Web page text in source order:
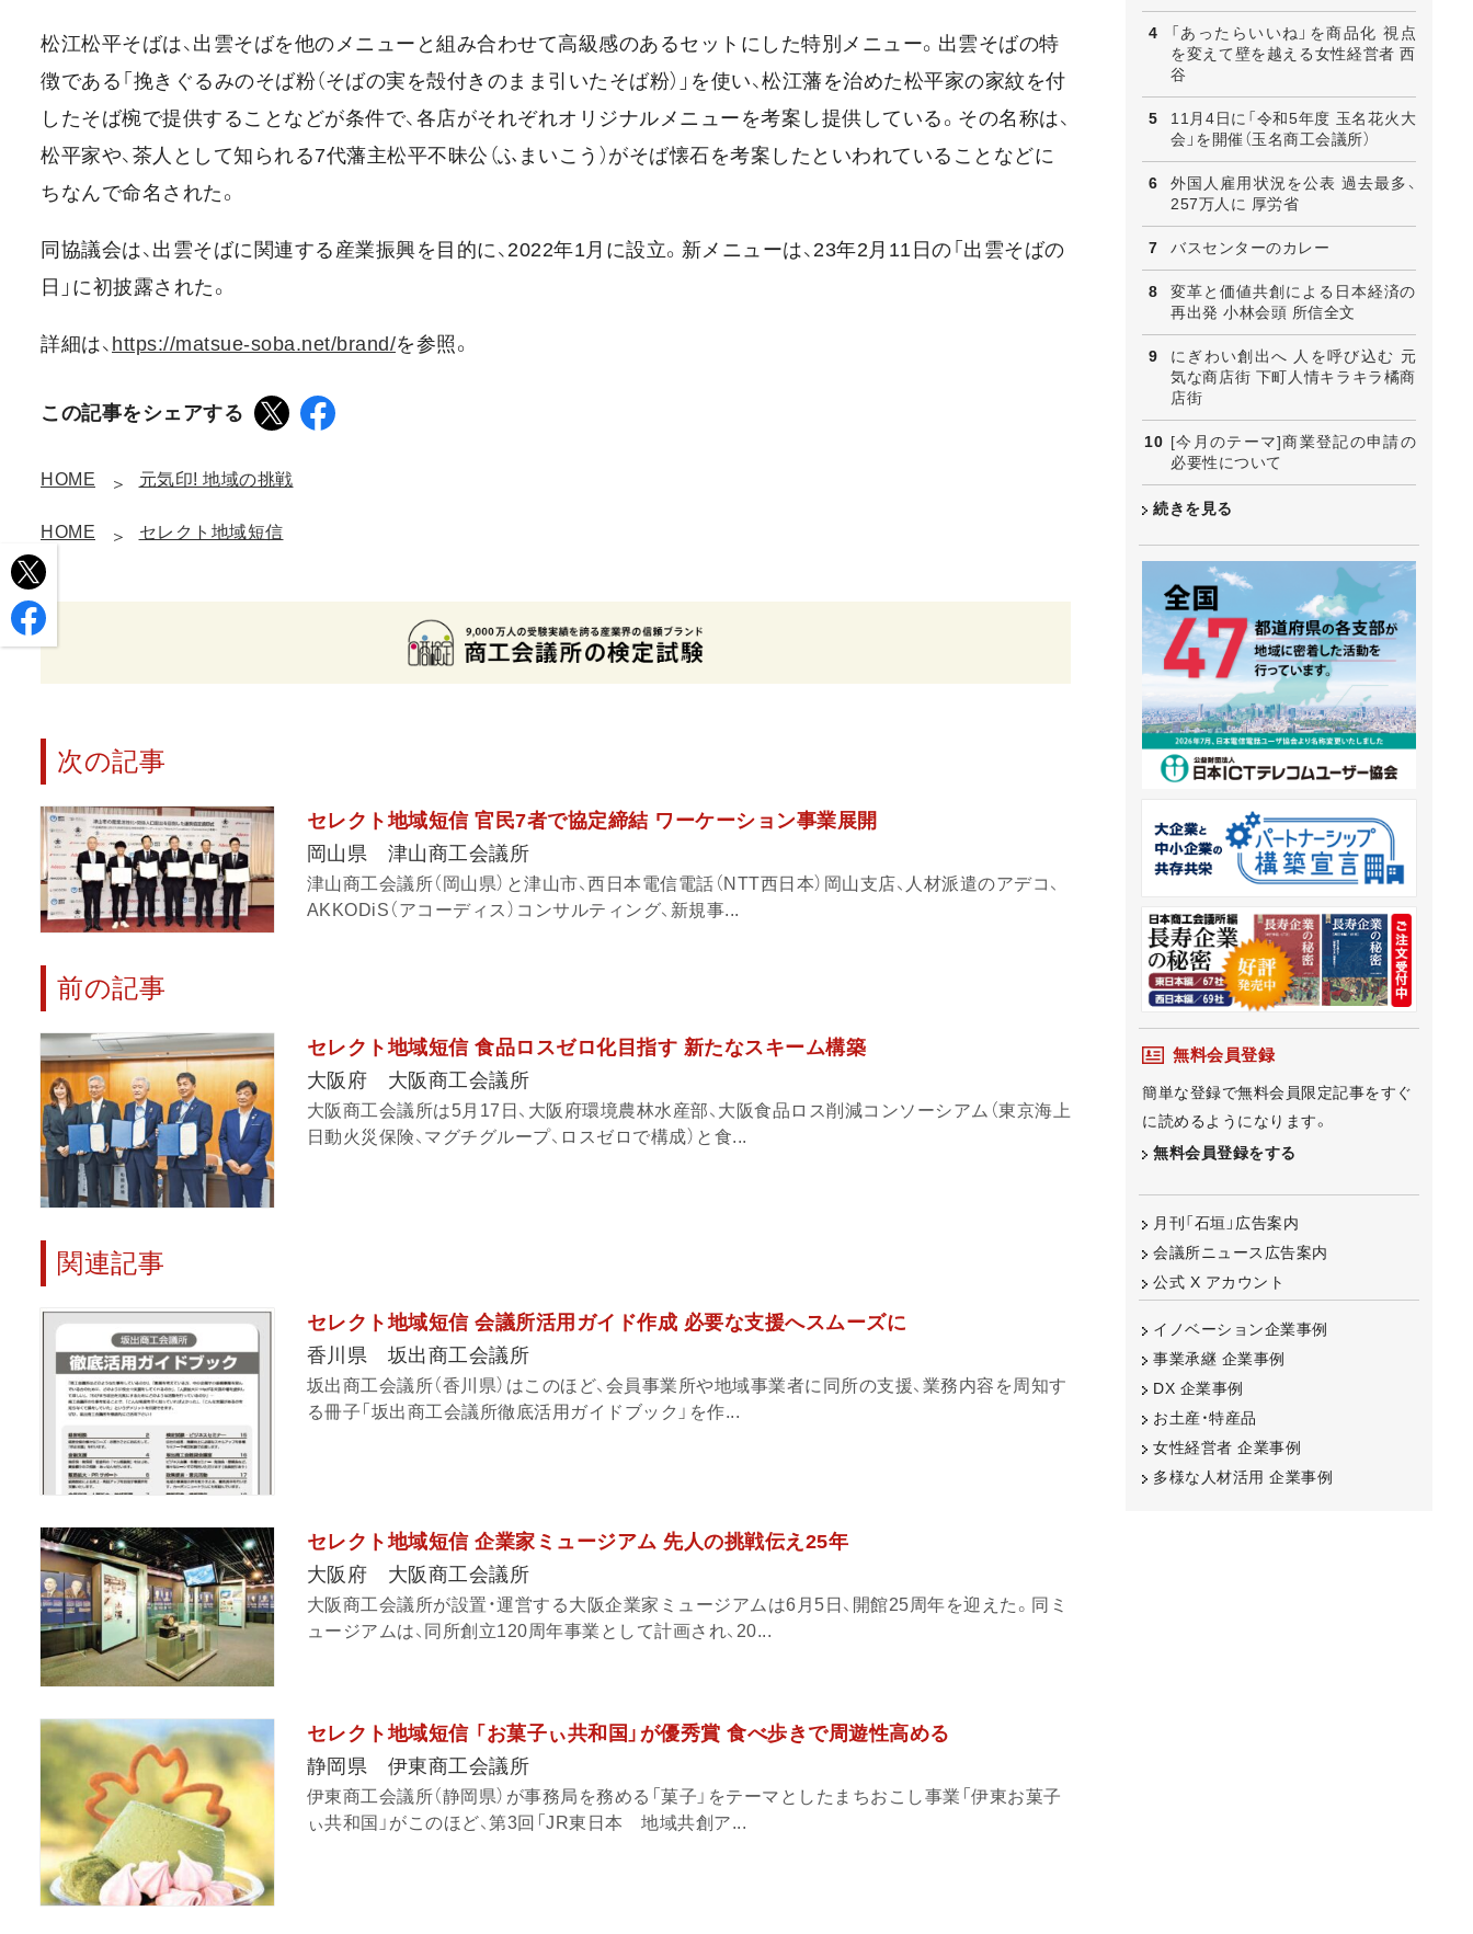
松江松平そばは、出雲そばを他のメニューと組み合わせて高級感のあるセットにした特別メニュー。出雲そばの特
徴である「挽きぐるみのそば粉（そばの実を殻付きのまま引いたそば粉）」を使い、松江藩を治めた松平家の家紋を付
したそば椀で提供することなどが条件で、各店がそれぞれオリジナルメニューを考案し提供している。その名称は、
松平家や、茶人として知られる7代藩主松平不昧公（ふまいこう）がそば懐石を考案したといわれていることなどに
ちなんで命名された。
同協議会は、出雲そばに関連する産業振興を目的に、2022年1月に設立。新メニューは、23年2月11日の「出雲そばの
日」に初披露された。
詳細は、 https://matsue-soba.net/brand/を参照。
この記事をシェアする
HOME 元気印! 地域の挑戦
HOME セレクト地域短信
次の記事
セレクト地域短信 官民7者で協定締結 ワーケーション事業展開
岡山県 津山商工会議所
津山商工会議所（岡山県）と津山市、西日本電信電話（NTT西日本）岡山支店、人材派遣のアデコ、
AKKODiS（アコーディス）コンサルティング、新規事...
前の記事
セレクト地域短信 食品ロスゼロ化目指す 新たなスキーム構築
大阪府 大阪商工会議所
大阪商工会議所は5月17日、大阪府環境農林水産部、大阪食品ロス削減コンソーシアム（東京海上
日動火災保険、マグチグループ、ロスゼロで構成）と食...
関連記事
セレクト地域短信 会議所活用ガイド作成 必要な支援へスムーズに
香川県 坂出商工会議所
坂出商工会議所（香川県）はこのほど、会員事業所や地域事業者に同所の支援、業務内容を周知す
る冊子「坂出商工会議所徹底活用ガイドブック」を作...
セレクト地域短信 企業家ミュージアム 先人の挑戦伝え25年
大阪府 大阪商工会議所
大阪商工会議所が設置・運営する大阪企業家ミュージアムは6月5日、開館25周年を迎えた。同ミ
ュージアムは、同所創立120周年事業として計画され、20...
セレクト地域短信 「お菓子ぃ共和国」が優秀賞 食べ歩きで周遊性高める
静岡県 伊東商工会議所
伊東商工会議所（静岡県）が事務局を務める「菓子」をテーマとしたまちおこし事業「伊東お菓子
ぃ共和国」がこのほど、第3回「JR東日本 地域共創ア...
「あったらいいね」を商品化 視点
を変えて壁を越える女性経営者 西
谷
11月4日に「令和5年度 玉名花火大
会」を開催（玉名商工会議所）
外国人雇用状況を公表 過去最多、
257万人に 厚労省
バスセンターのカレー
変革と価値共創による日本経済の
再出発 小林会頭 所信全文
にぎわい創出へ 人を呼び込む 元
気な商店街 下町人情キラキラ橘商
店街
[今月のテーマ]商業登記の申請の
必要性について
続きを見る
無料会員登録
簡単な登録で無料会員限定記事をすぐ
に読めるようになります。
無料会員登録をする
月刊「石垣」広告案内
会議所ニュース広告案内
公式 X アカウント
イノベーション企業事例
事業承継 企業事例
DX 企業事例
お土産・特産品
女性経営者 企業事例
多様な人材活用 企業事例